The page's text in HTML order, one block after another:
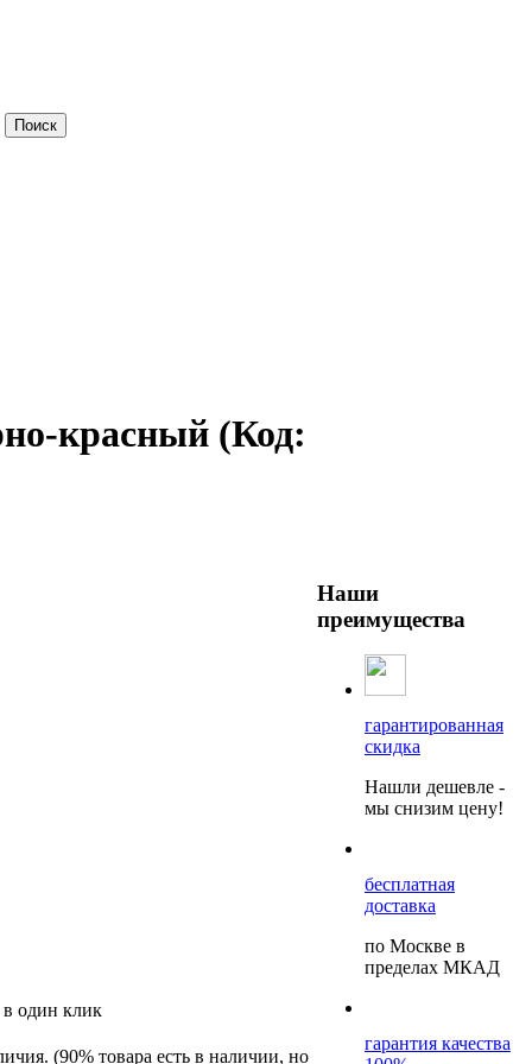
красный (Код:
в один клик
(90% товара есть в наличии, но
Наши
преимущества
гарантированная
скидка
Нашли дешевле -
мы снизим цену!
бесплатная
доставка
по Москве в
пределах МКАД
гарантия качества